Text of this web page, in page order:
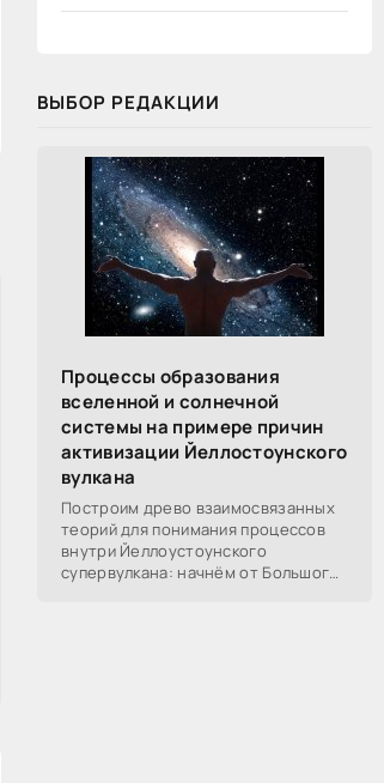
ВЫБОР РЕДАКЦИИ
Процессы образования
вселенной и солнечной
системы на примере причин
активизации Йеллостоунского
вулкана
Построим древо взаимосвязанных
теорий для понимания процессов
внутри Йеллоустоунского
супервулкана: начнём от Большого